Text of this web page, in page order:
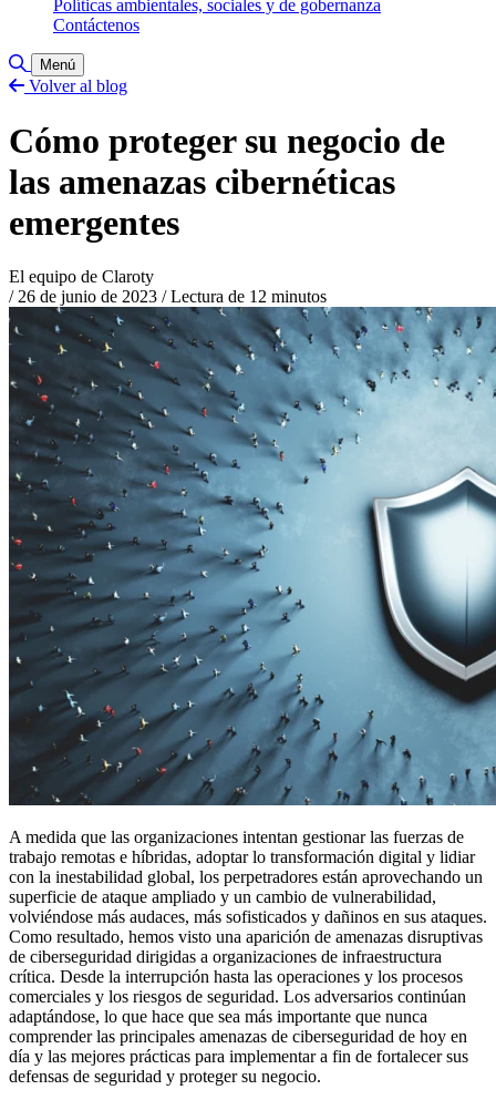
Políticas ambientales, sociales y de gobernanza
Contáctenos
Alternar búsqueda
Menú
Volver al blog
Cómo proteger su negocio de
las amenazas cibernéticas
emergentes
El equipo de Claroty
/ 26 de junio de 2023 /Lectura de 12 minutos
A medida que las organizaciones intentan gestionar las fuerzas de
trabajo remotas e híbridas, adoptar lo transformación digital y lidiar
con la inestabilidad global, los perpetradores están aprovechando un
superficie de ataque ampliado y un cambio de vulnerabilidad,
volviéndose más audaces, más sofisticados y dañinos en sus ataques.
Como resultado, hemos visto una aparición de amenazas disruptivas
de ciberseguridad dirigidas a organizaciones de infraestructura
crítica. Desde la interrupción hasta las operaciones y los procesos
comerciales y los riesgos de seguridad. Los adversarios continúan
adaptándose, lo que hace que sea más importante que nunca
comprender las principales amenazas de ciberseguridad de hoy en
día y las mejores prácticas para implementar a fin de fortalecer sus
defensas de seguridad y proteger su negocio.